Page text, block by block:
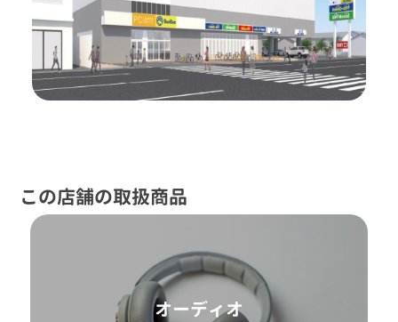
この店舗の取扱商品
オーディオ